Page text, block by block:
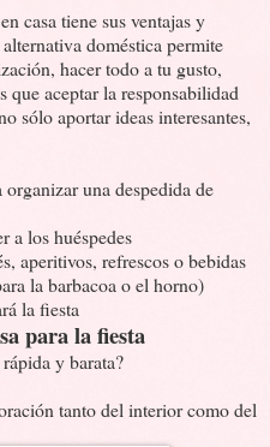
casa tiene sus ventajas y
doméstica permite
hacer todo a tu gusto,
que aceptar la responsabilidad
sólo aportar ideas interesantes,
una despedida de
a los huéspedes
aperitivos, refrescos o bebidas
la barbacoa o el horno)
la fiesta
para la fiesta
y barata?
tanto del interior como del